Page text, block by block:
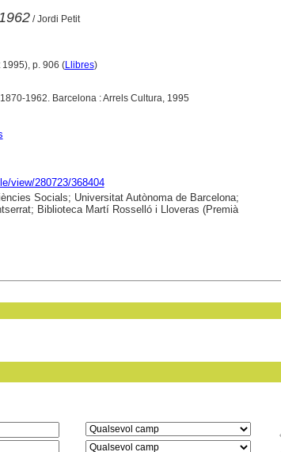
/ Jordi Petit
p. 906 (Llibres)
1962. Barcelona : Arrels Cultura, 1995
view/280723/368404
Socials; Universitat Autònoma de Barcelona;
Biblioteca Martí Rosselló i Lloveras (Premià